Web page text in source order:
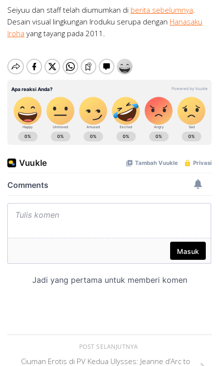
Seiyuu dan staff telah diumumkan di berita sebelumnya.
Desain visual lingkungan Iroduku serupa dengan Hanasaku
Iroha yang tayang pada 2011.
POST SELANJUTNYA
Ciuman Erotis di PV Kedua Ulysses: Jeanne d’Arc to